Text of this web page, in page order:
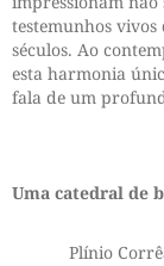
testemunhos
séculos. Ao
esta harmonia
fala de um
Uma catedral de
Plínio Corrêa